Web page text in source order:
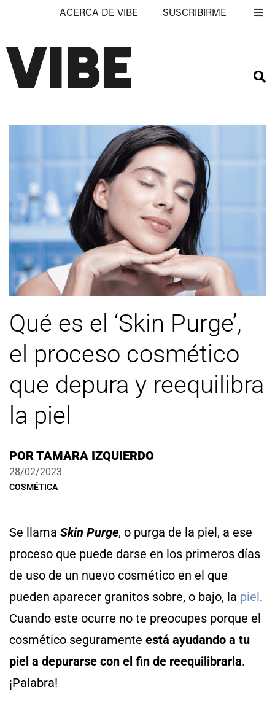
ACERCA DE VIBE SUSCRIBIRME
Qué es el ‘Skin Purge’,
el proceso cosmético
que depura y reequilibra
la piel
PORTAMARA IZQUIERDO
28/02/2023
COSMÉTICA
Se llama Skin Purge, o purga de la piel, a ese
proceso que puede darse en los primeros días
de uso de un nuevo cosmético en el que
pueden aparecer granitos sobre, o bajo, la piel .
Cuando este ocurre no te preocupes porque el
cosmético seguramente está ayudando a tu
piel a depurarse con el fin de reequilibrarla.
¡Palabra!